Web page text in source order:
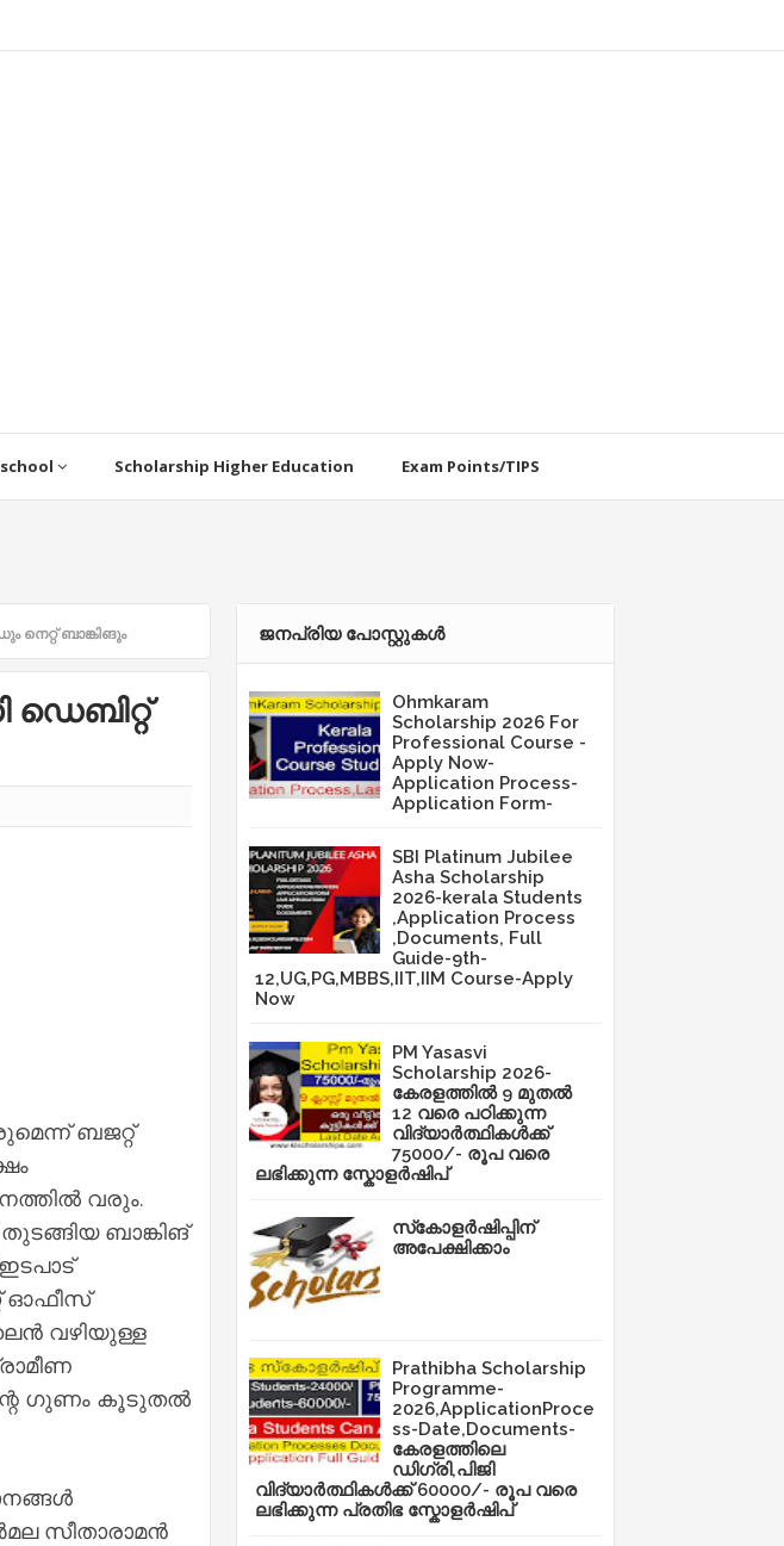
Scholarship Higher Education Exam Points/TIPS
നെറ്റ് ബാങ്കിങും
ഡെബിറ്റ്
ബജറ്റ്
വരും.
ബാങ്കിങ്
ഓഫീസ്
വഴിയുള്ള
ഗുണം കൂടുതല്‍
സീതാരാമന്‍
ജനപ്രിയ പോസ്റ്റുകള്‍‌
Ohmkaram
Scholarship 2026 For
Professional Course -
Apply Now-
Application Process-
Application Form-
SBI Platinum Jubilee
Asha Scholarship
2026-kerala Students
,Application Process
,Documents, Full
Guide-9th-
12,UG,PG,MBBS,IIT,IIM Course-Apply
Now
PM Yasasvi
Scholarship 2026-
കേരളത്തിൽ 9 മുതൽ
12 വരെ പഠിക്കുന്ന
വിദ്യാർത്ഥികൾക്ക്
75000/- രൂപ വരെ
ലഭിക്കുന്ന സ്കോളർഷിപ്
സ്‌കോളർഷിപ്പിന്
അപേക്ഷിക്കാം
Prathibha Scholarship
Programme-
2026,ApplicationProce
ss-Date,Documents-
കേരളത്തിലെ
ഡിഗ്രി,പിജി
വിദ്യാർത്ഥികൾക്ക് 60000/- രൂപ വരെ
ലഭിക്കുന്ന പ്രതിഭ സ്കോളർഷിപ്